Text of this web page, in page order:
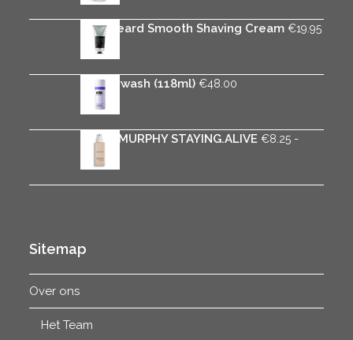
Rica Beard Smooth Shaving Cream €19.95
K18 Airwash (118ml) €48.00
KEVIN.MURPHY STAYING.ALIVE €8.25 -
31.25
€8.25
tot
Sitemap
Over ons
Het Team